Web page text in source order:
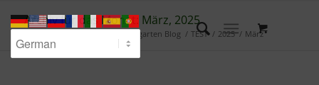
Archiv für das Monat: März, 2025
Waldgarten Blog / TEST / 2025 / März